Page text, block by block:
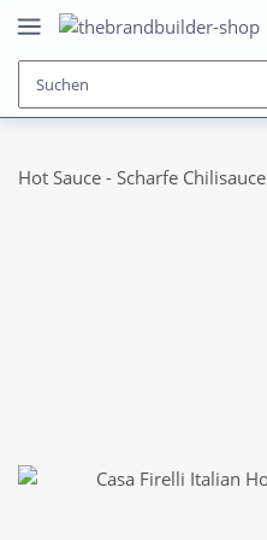
Hot Sauce - Scharfe Chilisauce